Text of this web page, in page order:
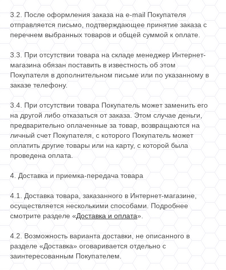
3.2. После оформления заказа на e-mail Покупателя
отправляется письмо, подтверждающее принятие заказа с
перечнем выбранных товаров и общей суммой к оплате.
3.3. При отсутствии товара на складе менеджер Интернет-
магазина обязан поставить в известность об этом
Покупателя в дополнительном письме или по указанному в
заказе телефону.
3.4. При отсутствии товара Покупатель может заменить его
на другой либо отказаться от заказа. Этом случае деньги,
предварительно оплаченные за товар, возвращаются на
личный счет Покупателя, с которого Покупатель может
оплатить другие товары или на карту, с которой была
проведена оплата.
4. Доставка и приемка-передача товара
4.1. Доставка товара, заказанного в Интернет-магазине,
осуществляется несколькими способами. Подробнее
смотрите разделе «Доставка и оплата».
4.2. Возможность варианта доставки, не описанного в
разделе «Доставка» оговаривается отдельно с
заинтересованным Покупателем.